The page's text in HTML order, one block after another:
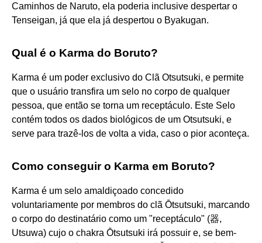
Caminhos de Naruto, ela poderia inclusive despertar o
Tenseigan, já que ela já despertou o Byakugan.
Qual é o Karma do Boruto?
Karma é um poder exclusivo do Clã Otsutsuki, e permite
que o usuário transfira um selo no corpo de qualquer
pessoa, que então se torna um receptáculo. Este Selo
contém todos os dados biológicos de um Otsutsuki, e
serve para trazê-los de volta a vida, caso o pior aconteça.
Como conseguir o Karma em Boruto?
Karma é um selo amaldiçoado concedido
voluntariamente por membros do clã Ōtsutsuki, marcando
o corpo do destinatário como um "receptáculo" (器,
Utsuwa) cujo o chakra Ōtsutsuki irá possuir e, se bem-